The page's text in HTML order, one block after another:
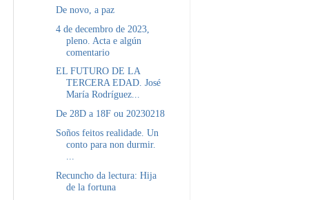
De novo, a paz
4 de decembro de 2023,
pleno. Acta e algún
comentario
EL FUTURO DE LA
TERCERA EDAD. José
María Rodríguez...
De 28D a 18F ou 20230218
Soños feitos realidade. Un
conto para non durmir.
Recuncho da lectura: Hija
de la fortuna